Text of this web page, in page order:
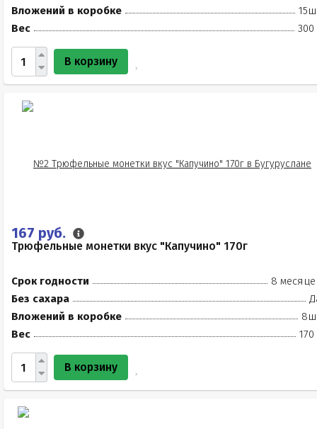
Вложений в коробке
Вес
300
В корзину
167 руб.
Трюфельные монетки вкус "Капучино" 170г
Срок годности
8
Без сахара
Вложений в коробке
Вес
170
В корзину